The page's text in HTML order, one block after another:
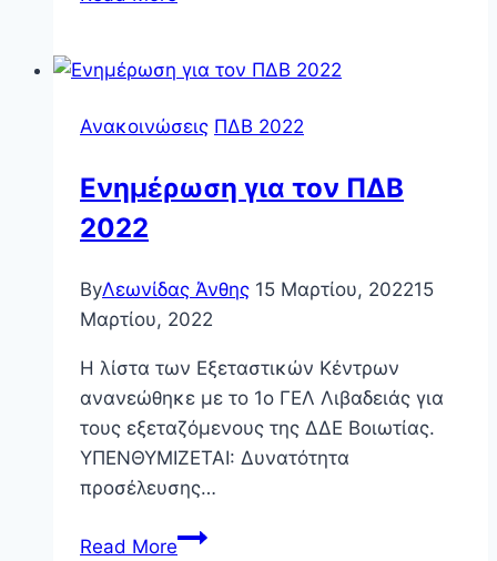
Ανακοινώσεις ΠΔΒ 2022
Ενημέρωση για τον ΠΔΒ
2022
ByΛεωνίδας Άνθης 15 Μαρτίου, 202215
Μαρτίου, 2022
Η λίστα των Εξεταστικών Κέντρων
ανανεώθηκε με το 1ο ΓΕΛ Λιβαδειάς για
τους εξεταζόμενους της ΔΔΕ Βοιωτίας.
ΥΠΕΝΘΥΜΙΖΕΤΑΙ: Δυνατότητα
προσέλευσης…
Read MoreΕνημέρωση